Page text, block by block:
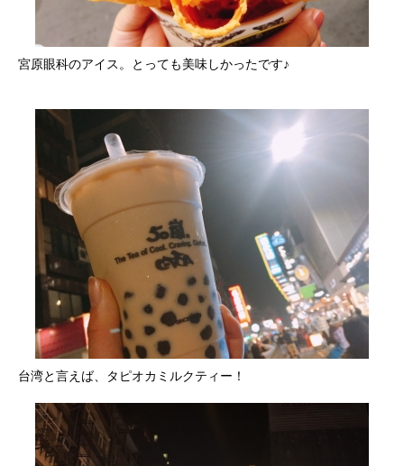
宮原眼科のアイス。とっても美味しかったです♪
台湾と言えば、タピオカミルクティー！